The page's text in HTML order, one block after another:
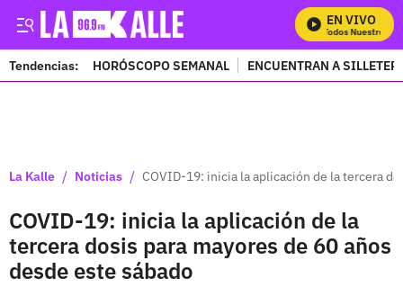
EN VIVO
Mira Todos Nuestros
Tendencias: HORÓSCOPO SEMANAL ENCUENTRAN A
La Kalle / Noticias / COVID-19: inicia la aplicación de la tercera
COVID-19: inicia la aplicación de la
tercera dosis para mayores de 60 años
desde este sábado